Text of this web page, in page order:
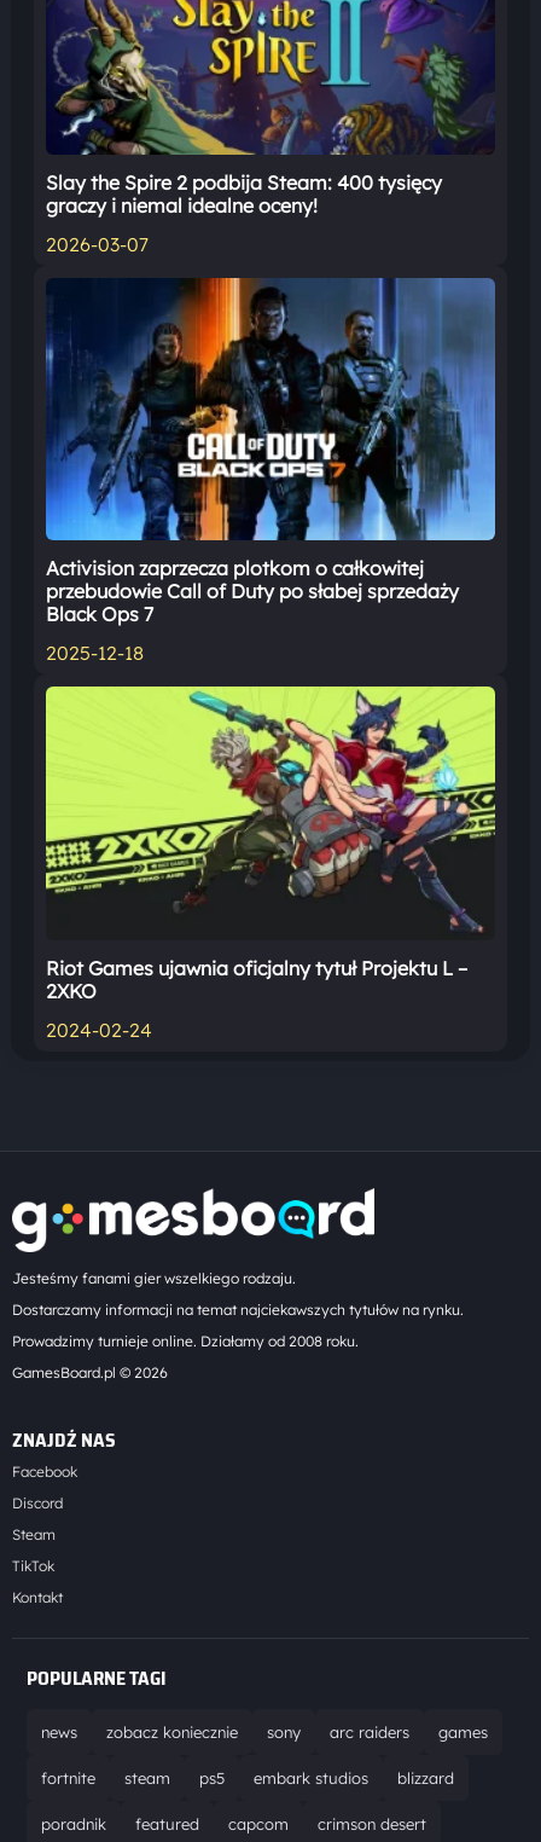
Slay the Spire 2 podbija Steam: 400 tysięcy
graczy i niemal idealne oceny!
2026-03-07
Activision zaprzecza plotkom o całkowitej
przebudowie Call of Duty po słabej sprzedaży
Black Ops 7
2025-12-18
Riot Games ujawnia oficjalny tytuł Projektu L –
2XKO
2024-02-24
Jesteśmy fanami gier wszelkiego rodzaju.
Dostarczamy informacji na temat najciekawszych tytułów na rynku.
Prowadzimy turnieje online. Działamy od 2008 roku.
GamesBoard.pl © 2026
ZNAJDŹ NAS
Facebook
Discord
Steam
TikTok
Kontakt
POPULARNE TAGI
news zobacz koniecznie sony arc raiders games
fortnite steam ps5 embark studios blizzard
poradnik featured capcom crimson desert